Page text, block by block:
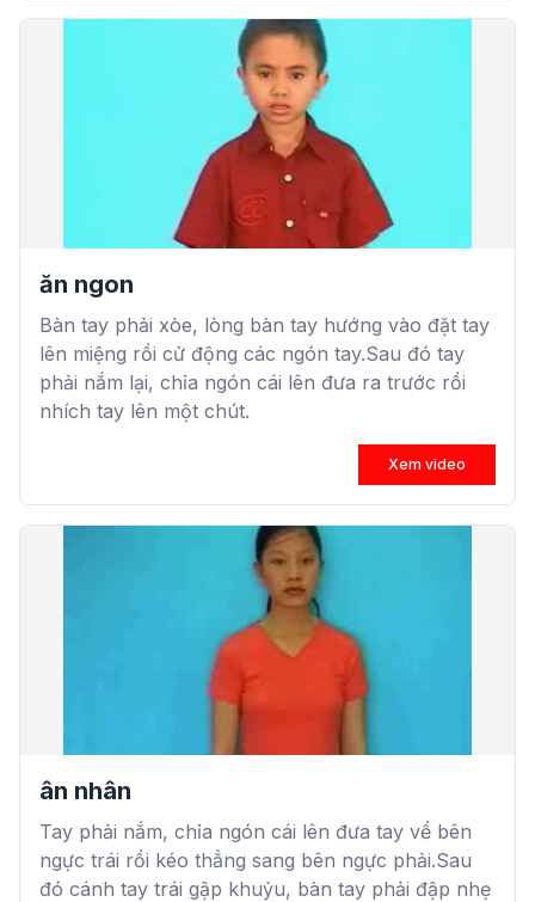
ăn ngon
Bàn tay phải xòe, lòng bàn tay hướng vào đặt tay
lên miệng rồi cử động các ngón tay.Sau đó tay
phải nắm lại, chỉa ngón cái lên đưa ra trước rồi
nhích tay lên một chút.
Xem video
ân nhân
Tay phải nắm, chỉa ngón cái lên đưa tay về bên
ngực trái rồi kéo thẳng sang bên ngực phải.Sau
đó cánh tay trái gập khuỷu, bàn tay phải đập nhẹ